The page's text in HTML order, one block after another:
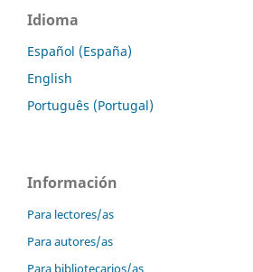
Idioma
Español (España)
English
Português (Portugal)
Información
Para lectores/as
Para autores/as
Para bibliotecarios/as